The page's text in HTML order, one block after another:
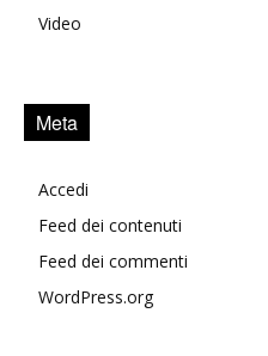
Video
Meta
Accedi
Feed dei contenuti
Feed dei commenti
WordPress.org